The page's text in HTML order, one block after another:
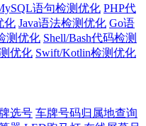
语句检测优化 PHP代
化 Java语法检测优化 Go语
测优化 Shell/Bash代码检测
优化 Swift/Kotlin检测优化
选号 车牌号码归属地查询